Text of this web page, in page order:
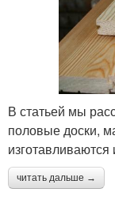
В статьей мы
половые доски,
читать дальше →